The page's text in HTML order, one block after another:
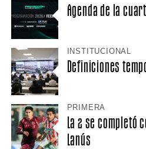
Agenda de la
INSTITUCIONAL
Definiciones
PRIMERA
La 2 se completó
Lanús